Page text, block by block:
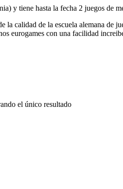
y tiene hasta la fecha 2 juegos de
la calidad de la escuela alemana de
eurogames con una facilidad
el único resultado